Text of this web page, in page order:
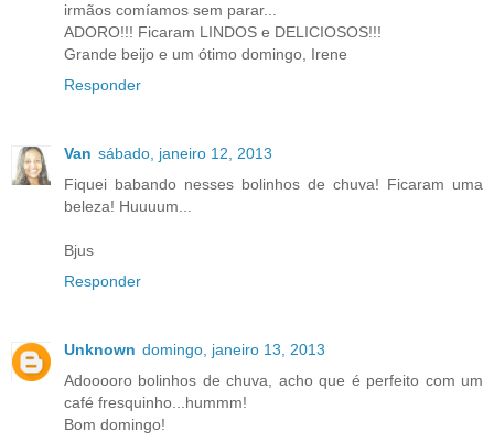
irmãos comíamos sem parar...
ADORO!!! Ficaram LINDOS e DELICIOSOS!!!
Grande beijo e um ótimo domingo, Irene
Responder
Van sábado, janeiro 12, 2013
Fiquei babando nesses bolinhos de chuva! Ficaram uma
beleza! Huuuum...
Bjus
Responder
Unknown domingo, janeiro 13, 2013
Adooooro bolinhos de chuva, acho que é perfeito com um
café fresquinho...hummm!
Bom domingo!